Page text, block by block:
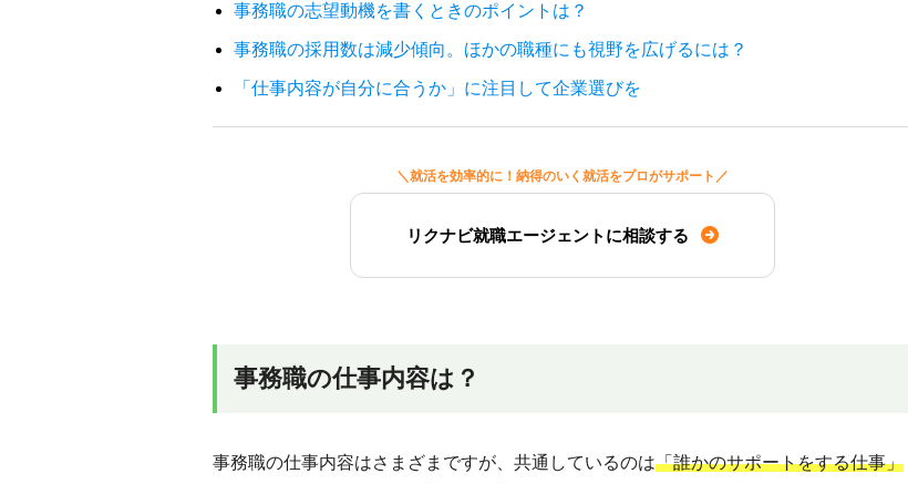
事務職の志望動機を書くときのポイントは？
事務職の採用数は減少傾向。ほかの職種にも視野を広げるには？
「仕事内容が自分に合うか」に注目して企業選びを
＼就活を効率的に！納得のいく就活をプロがサポート／
リクナビ就職エージェントに相談する
事務職の仕事内容は？
事務職の仕事内容はさまざまですが、共通しているのは「誰かのサポートをする仕事」